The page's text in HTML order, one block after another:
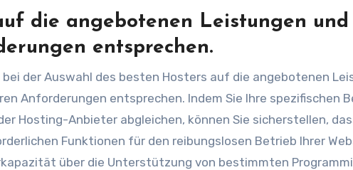
die angebotenen Leistungen und
entsprechen.
der Auswahl des besten Hosters auf die angebotenen
Anforderungen entsprechen. Indem Sie Ihre spezifischen
Hosting-Anbieter abgleichen, können Sie sicherstellen,
Funktionen für den reibungslosen Betrieb Ihrer
über die Unterstützung von bestimmten